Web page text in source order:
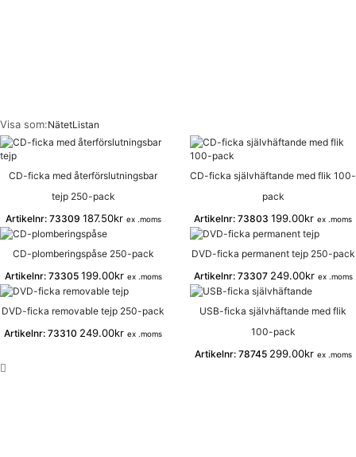
Visa som:NätetListan
Produkter
per
sida
CD-ficka med återförslutningsbar
tejp 250-pack
Artikelnr: 73309 187.50kr ex .moms
CD-ficka självhäftande med flik 100-
pack
Artikelnr: 73803 199.00kr ex .moms
CD-plomberingspåse 250-pack
Artikelnr: 73305 199.00kr ex .moms
DVD-ficka permanent tejp 250-pack
Artikelnr: 73307 249.00kr ex .moms
DVD-ficka removable tejp 250-pack
Artikelnr: 73310 249.00kr ex .moms
USB-ficka självhäftande med flik
100-pack
Artikelnr: 78745 299.00kr ex .moms